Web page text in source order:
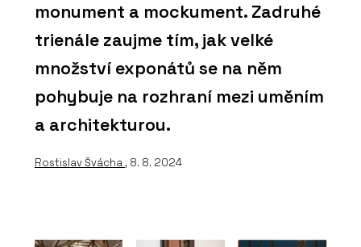
monument a mockument. Zadruhé
trienále zaujme tím, jak velké
množství exponátů se na něm
pohybuje na rozhraní mezi uměním
a architekturou.
Rostislav Švácha, 8. 8. 2024